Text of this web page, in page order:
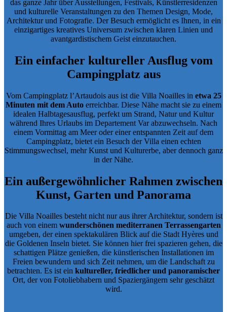
das ganze Jahr überAusstellungen, Festivals, Künstlerresidenzen
und kulturelle Veranstaltungen zu den Themen Design, Mode,
Architektur und Fotografie. Der Besuch ermöglicht es Ihnen, in ein
einzigartiges kreatives Universum zwischen klaren Linien und
avantgardistischem Geist einzutauchen.
Ein einfacher kultureller Ausflug vom
Campingplatz aus
Vom Campingplatz l’Artaudois aus ist die Villa Noailles in etwa 25
Minuten mit dem Auto erreichbar. Diese Nähe macht sie zu einem
idealen Halbtagesausflug, perfekt um Strand, Natur und Kultur
während Ihres Urlaubs im Departement Var abzuwechseln. Nach
einem Vormittag am Meer oder einer entspannten Zeit auf dem
Campingplatz, bietet ein Besuch der Villa einen echten
Stimmungswechsel, mehr Kunst und Kulturerbe, aber dennoch ganz
in der Nähe.
Ein außergewöhnlicher Rahmen zwischen
Kunst, Garten und Panorama
Die Villa Noailles besteht nicht nur aus ihrer Architektur, sondern ist
auch von einem wunderschönen mediterranen Terrassengarten
umgeben, der einen spektakulären Blick auf die Stadt Hyères und
die Goldenen Inseln bietet. Sie können hier frei spazieren gehen, die
schattigen Plätze genießen, die künstlerischen Installationen im
Freien bewundern und sich Zeit nehmen, um die Landschaft zu
betrachten. Es ist ein kultureller, friedlicher und panoramischer
Ort, der von Fotoliebhabern und Spaziergängern sehr geschätzt
wird.